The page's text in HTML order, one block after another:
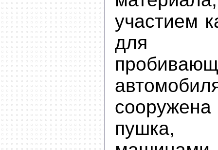
участием
для
пушка,